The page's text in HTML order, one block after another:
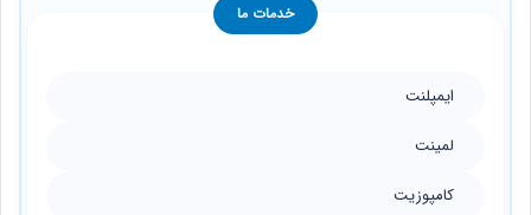
خدمات ما
ایمپلنت
لمینت
کامپوزیت